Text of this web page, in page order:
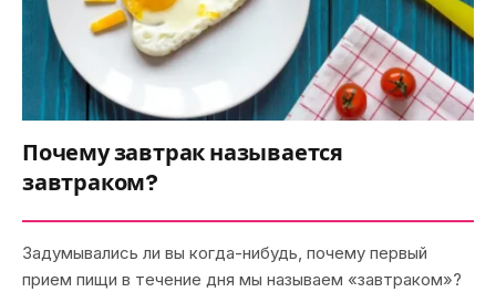
Почему завтрак называется
завтраком?
Задумывались ли вы когда-нибудь, почему первый
прием пищи в течение дня мы называем «завтраком»?